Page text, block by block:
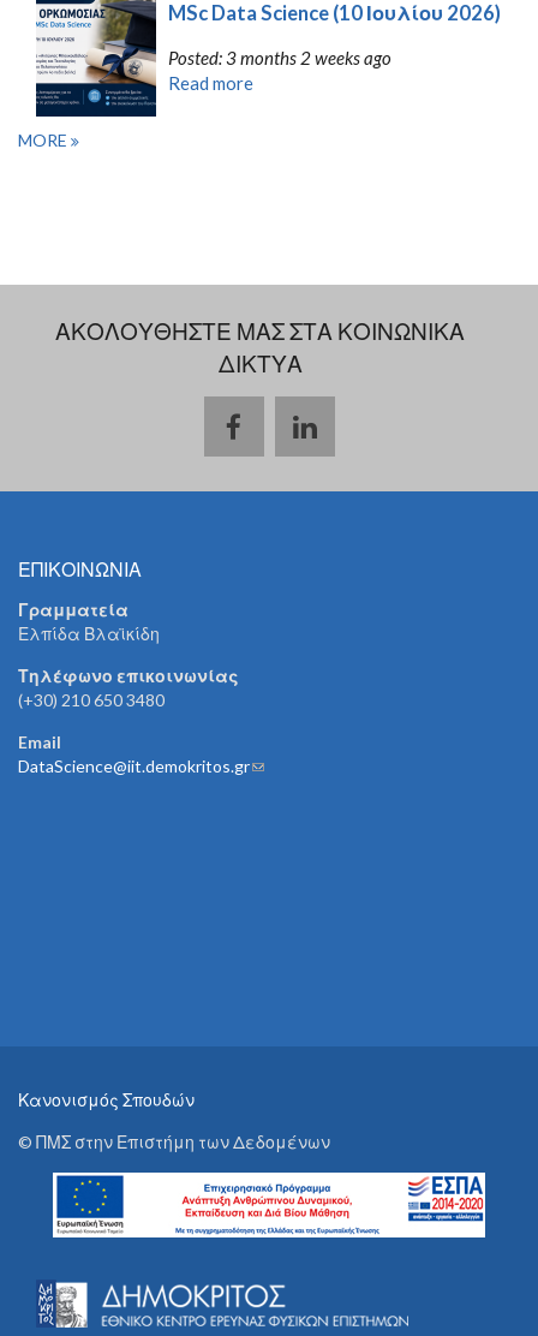
MSc Data Science (10 Ιουλίου 2026)
Posted: 3 months 2 weeks ago
Read more
MORE
ΑΚΟΛΟΥΘΗΣΤΕ ΜΑΣ ΣΤΑ ΚΟΙΝΩΝΙΚΑ
ΔΙΚΤΥΑ
ΕΠΙΚΟΙΝΩΝΙΑ
Γραμματεία
Ελπίδα Βλαϊκίδη
Τηλέφωνο επικοινωνίας
(+30) 210 650 3480
Email
DataScience@iit.demokritos.gr(link sends e-mail)
Κανονισμός Σπουδών
© ΠΜΣ στην Επιστήμη των Δεδομένων